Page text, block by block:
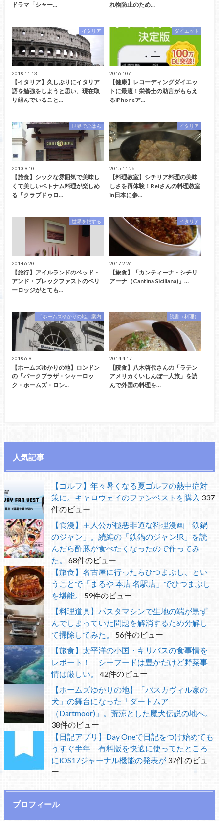
ドラマ「シャー…
れ物防止のため…
イタリア
2018.11.13
【イタリア】久しぶりにイタリア
語を勉強をしようと思い、現在取
り組んでいること…
ダイエット
2016.10.6
【健康】レコーディングダイエッ
トに最適！栄養士の助言がもらえ
るiPhoneア…
世界でごはん
2010.9.10
【旅食】シックな雰囲気で美味し
くて美しいベトナム料理が楽しめ
る「クラブドゥロ…
イタリア
2015.11.26
【料理教室】シチリア料理の美味
しさを再体験！Reiさんの料理教室
in日本に参…
世界を旅する
2014.6.20
【旅行】アイルランドのベッド・
アンド・ブレックファストのベリ
ーロッジがとても…
イタリア
2017.2.26
【旅食】「カンティーナ・シチリ
アーナ（Cantina Siciliana)」…
「ホームズゆかりの地」案内
2018.6.9
【ホームズゆかりの地】ロンドン
の「パークプラザ・シャーロッ
ク・ホームズ・ロン…
読書（料理）
2014.4.17
【読食】八木啓代さんの「ラテン
アメリカくいしんぼ一人旅」を読
んで外国の料理を…
人気記事
【ゴルフ】年々暑くなる夏ゴルフの熱中症対
策に。キャロウェイのファンベストを購入 337
件のビュー
【食漫】主人公が極悪非道な料理漫画「鉄鍋
のジャン」。続編の「鉄鍋のジャン!R」を読
んだら酢豚が食べたくなったので作ってみ
た。
68件のビュー
【旅食】名古屋に行ったらひつまぶし、とい
うことで「まるや 本店 名駅店」でひつまぶし
を堪能。
59件のビュー
【料理道具】パスタマシンで生地の端が黒ず
んでしまっていた問題を解消するため分解し
て掃除してみた。
56件のビュー
【旅食】太平洋の小国・キリバスの食事情を
レポート！ シーフードは豊かだけど野菜事
情は厳しい。
42件のビュー
【ホームズゆかりの地】「バスカヴィル家の
犬」の舞台になった「ダートムア
（Dartmoor)」。荒涼とした魔犬伝説の地へ。
38件のビュー
【日記アプリ】Day Oneで日記をつけ始めても
うすぐ半年 有料版を快適に使ってたところ
にiOS17ジャーナル機能の発表が 37件のビュ
ー
プロフィール